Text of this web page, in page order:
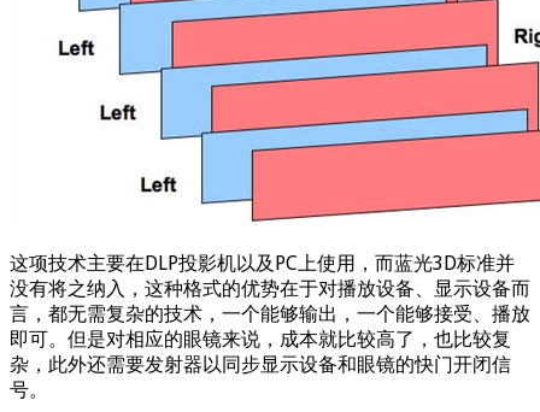
这项技术主要在DLP投影机以及PC上使用，而蓝光3D标准并
没有将之纳入，这种格式的优势在于对播放设备、显示设备而
言，都无需复杂的技术，一个能够输出，一个能够接受、播放
即可。但是对相应的眼镜来说，成本就比较高了，也比较复
杂，此外还需要发射器以同步显示设备和眼镜的快门开闭信
号。